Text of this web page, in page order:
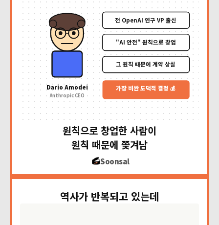
Dario Amodei
Anthropic CEO
전 OpenAI 연구 VP 출신
"AI 안전" 원칙으로 창업
그 원칙 때문에 계약 상실
가장 비싼 도덕적 결정 💰
원칙으로 창업한 사람이
원칙 때문에 쫓겨남
Soonsal
역사가 반복되고 있는데